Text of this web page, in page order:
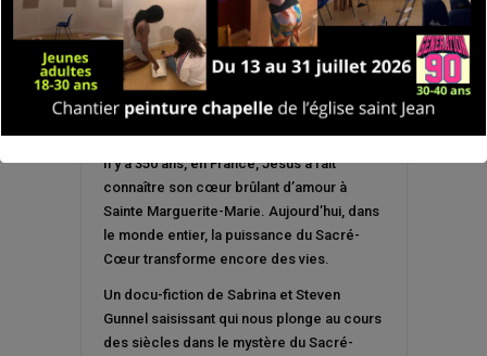
Il y a 350 ans, en France, Jésus a fait
connaître son cœur brûlant d’amour à
Sainte Marguerite-Marie. Aujourd’hui, dans
le monde entier, la puissance du Sacré-
Cœur transforme encore des vies.
Un docu-fiction de Sabrina et Steven
Gunnel saisissant qui nous plonge au cours
des siècles dans le mystère du Sacré-